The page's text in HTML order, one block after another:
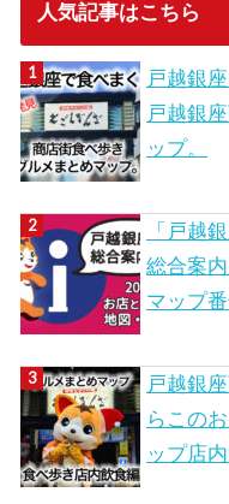
人気記事はこちら
戸越銀
戸越銀
ップ。
「戸越
総合案
マップ
戸越銀
らこの
ップ店